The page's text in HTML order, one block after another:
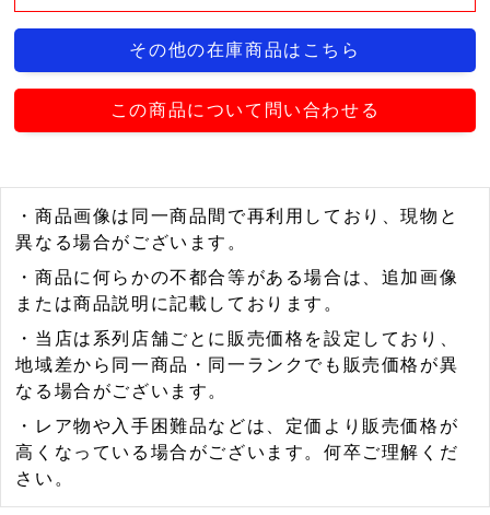
その他の在庫商品はこちら
この商品について問い合わせる
・商品画像は同一商品間で再利用しており、現物と
異なる場合がございます。
・商品に何らかの不都合等がある場合は、追加画像
または商品説明に記載しております。
・当店は系列店舗ごとに販売価格を設定しており、
地域差から同一商品・同一ランクでも販売価格が異
なる場合がございます。
・レア物や入手困難品などは、定価より販売価格が
高くなっている場合がございます。何卒ご理解くだ
さい。